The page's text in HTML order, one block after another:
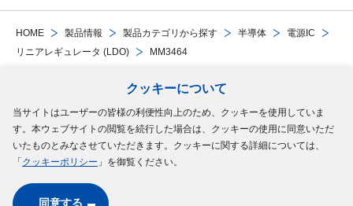
クッキーについて
当サイトはユーザーの皆様の利便性向上のため、クッキーを使用していま
す。本ウェブサイトの閲覧を続行した場合は、クッキーの使用に同意いただ
いたものとみなさせていただきます。クッキーに関する詳細については、
「 クッキーポリシー 」を御覧ください。
同意する
HOME 製品情報 製品カテゴリから探す 半導体
電源IC
リニアレギュレータ (LDO)
MM3464
サイトマップご利用規約個人情報の保護についてクッキーポリシー
ソーシャルメディアポリシー